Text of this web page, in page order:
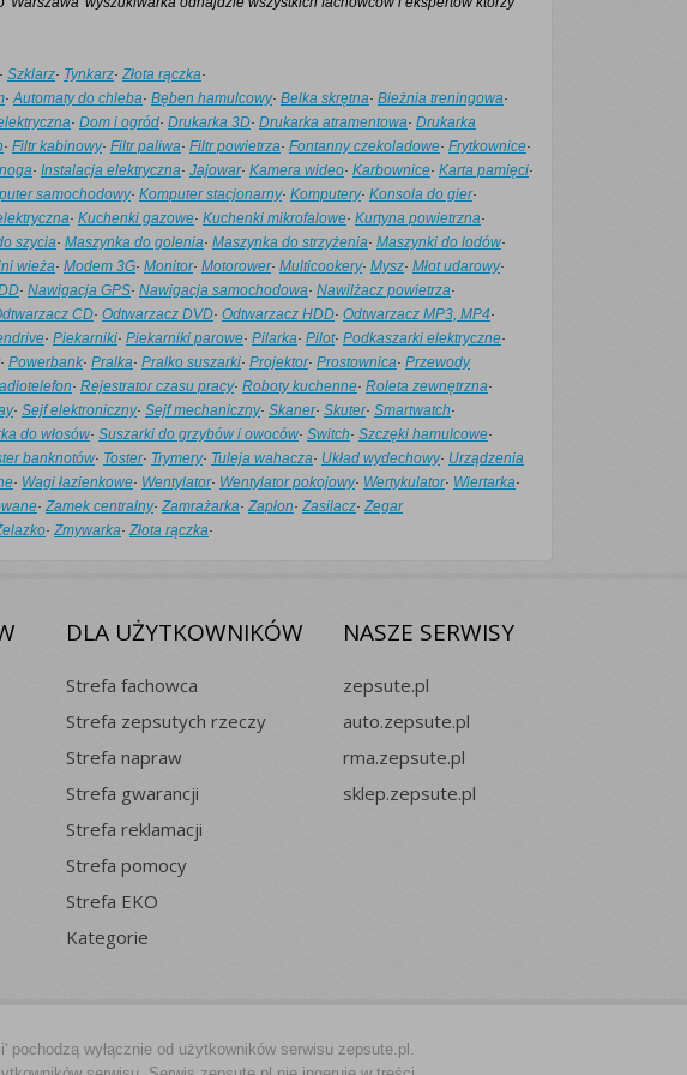
Twoich danych
Twoje oczekiwania :)
· Szklarz· Tynkarz· Złota rączka·
·Automaty do chleba· Bęben hamulcowy· Belka skrętna· Bieżnia treningowa·
· Dom i ogród· Drukarka 3D· Drukarka atramentowa· Drukarka
· Filtr kabinowy· Filtr paliwa· Filtr powietrza· Fontanny czekoladowe· Frytkownice·
· Instalacja elektryczna· Jajowar· Kamera wideo· Karbownice· Karta pamięci·
samochodowy· Komputer stacjonarny· Komputery· Konsola do gier·
· Kuchenki gazowe· Kuchenki mikrofalowe· Kurtyna powietrzna·
szycia· Maszynka do golenia· Maszynka do strzyżenia· Maszynki do lodów·
wieża· Modem 3G· Monitor· Motorower· Multicookery· Mysz· Młot udarowy·
· Nawigacja GPS· Nawigacja samochodowa· Nawilżacz powietrza·
CD· Odtwarzacz DVD· Odtwarzacz HDD· Odtwarzacz MP3, MP4·
· Piekarniki· Piekarniki parowe· Pilarka· Pilot· Podkaszarki elektryczne·
· Powerbank· Pralka· Pralko suszarki· Projektor· Prostownica· Przewody
· Rejestrator czasu pracy· Roboty kuchenne· Roleta zewnętrzna·
· Sejf elektroniczny· Sejf mechaniczny· Skaner· Skuter· Smartwatch·
do włosów· Suszarki do grzybów i owoców· Switch· Szczęki hamulcowe·
banknotów· Toster· Trymery· Tuleja wahacza· Układ wydechowy· Urządzenia
· Wagi łazienkowe· Wentylator· Wentylator pokojowy· Wertykulator· Wiertarka·
· Zamek centralny· Zamrażarka· Zapłon· Zasilacz· Zegar
· Zmywarka· Złota rączka·
DLA UŻYTKOWNIKÓW
Strefa fachowca
Strefa zepsutych rzeczy
Strefa napraw
Strefa gwarancji
Strefa reklamacji
Strefa pomocy
Strefa EKO
Kategorie
NASZE SERWISY
zepsute.pl
auto.zepsute.pl
rma.zepsute.pl
sklep.zepsute.pl
pochodzą wyłącznie od użytkowników serwisu zepsute.pl.